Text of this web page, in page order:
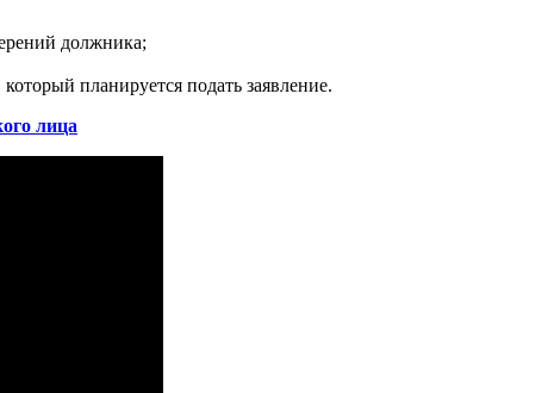
должника;
планируется подать заявление.
лица